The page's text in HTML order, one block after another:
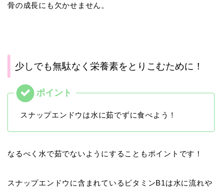
骨の成長にも欠かせません。
少しでも無駄なく栄養素をとりこむために！
スナップエンドウは水に茹でずに食べよう！
なるべく水で茹でないようにすることもポイントです！
スナップエンドウに含まれているビタミンB1は水に流れや